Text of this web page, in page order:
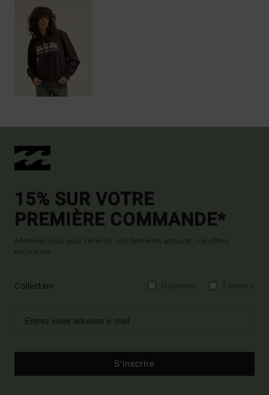
15% SUR VOTRE
PREMIÈRE COMMANDE*
Abonnez-vous pour recevoir nos dernières actus et nos offres
exclusives.
Collection
S'inscrire